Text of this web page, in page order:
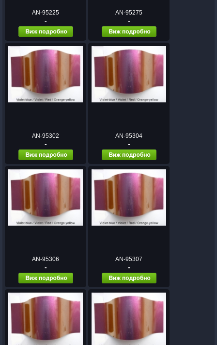
AN-95225
-
AN-95275
-
AN-95302
-
AN-95304
-
AN-95306
-
AN-95307
-